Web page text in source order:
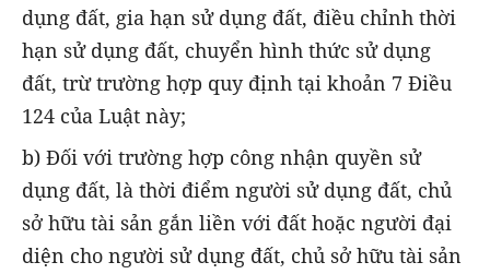
dụng đất, gia hạn sử dụng đất, điều chỉnh thời
hạn sử dụng đất, chuyển hình thức sử dụng
đất, trừ trường hợp quy định tại khoản 7 Điều
124 của Luật này;
b) Đối với trường hợp công nhận quyền sử
dụng đất, là thời điểm người sử dụng đất, chủ
sở hữu tài sản gắn liền với đất hoặc người đại
diện cho người sử dụng đất, chủ sở hữu tài sản